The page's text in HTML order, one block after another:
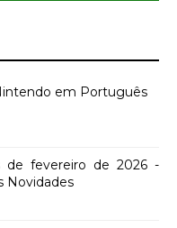
em Português
de fevereiro de 2026 -
Novidades